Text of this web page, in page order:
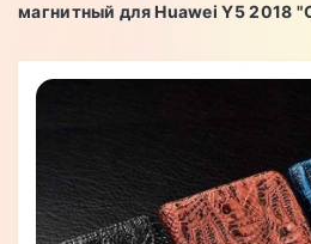
магнитный для Huawei Y5 2018